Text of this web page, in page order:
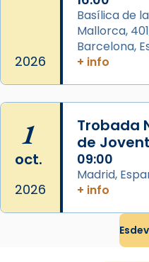
diablesses amb
gran a Mataró.
«Si vols saber què
Santes a Mataró»🥵.
2026
Basílica de
Mallorca,
Barcelona,
+ info
1
oct.
2026
Trobada
de
09:00
Madrid,
+ info